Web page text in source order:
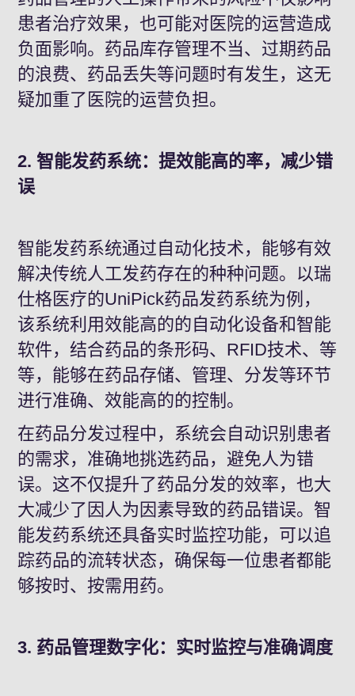
患者治疗效果，也可能对医院的运营造成
负面影响。药品库存管理不当、过期药品
的浪费、药品丢失等问题时有发生，这无
疑加重了医院的运营负担。
2. 智能发药系统：提效能高的率，减少错
误
智能发药系统通过自动化技术，能够有效
解决传统人工发药存在的种种问题。以瑞
仕格医疗的UniPick药品发药系统为例，
该系统利用效能高的的自动化设备和智能
软件，结合药品的条形码、RFID技术、等
等，能够在药品存储、管理、分发等环节
进行准确、效能高的的控制。
在药品分发过程中，系统会自动识别患者
的需求，准确地挑选药品，避免人为错
误。这不仅提升了药品分发的效率，也大
大减少了因人为因素导致的药品错误。智
能发药系统还具备实时监控功能，可以追
踪药品的流转状态，确保每一位患者都能
够按时、按需用药。
3. 药品管理数字化：实时监控与准确调度